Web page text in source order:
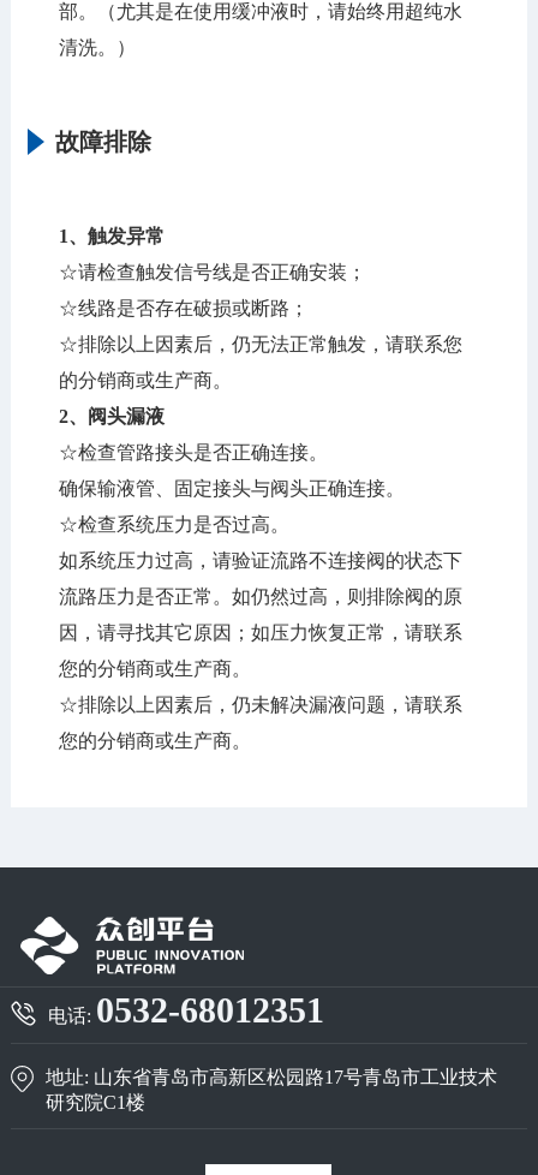
部。（尤其是在使用缓冲液时，请始终用超纯水
清洗。）
故障排除
1、触发异常
☆请检查触发信号线是否正确安装；
☆线路是否存在破损或断路；
☆排除以上因素后，仍无法正常触发，请联系您
的分销商或生产商。
2、 阀头漏液
☆检查管路接头是否正确连接。
确保输液管、固定接头与阀头正确连接。
☆检查系统压力是否过高。
如系统压力过高，请验证流路不连接阀的状态下
流路压力是否正常。如仍然过高，则排除阀的原
因，请寻找其它原因；如压力恢复正常，请联系
您的分销商或生产商。
☆排除以上因素后，仍未解决漏液问题，请联系
您的分销商或生产商。
电话: 0532-68012351
地址: 山东省青岛市高新区松园路17号青岛市工业技术
研究院C1楼